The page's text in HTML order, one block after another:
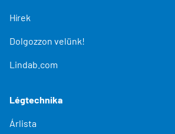
Hírek
Dolgozzon velünk!
Lindab.com
Légtechnika
Árlista